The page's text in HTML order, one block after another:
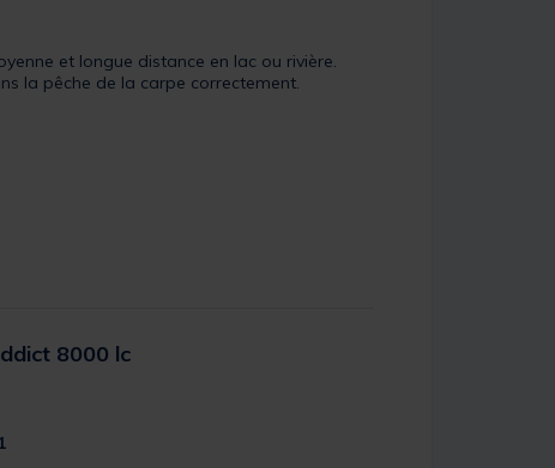
et longue distance en lac ou rivière.
la pêche de la carpe correctement.
8000 lc
Rating